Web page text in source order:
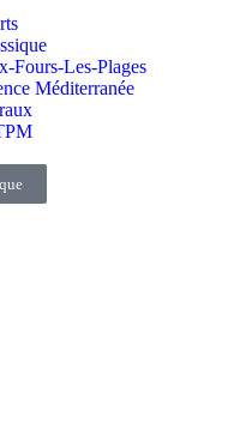
Fours-Les-Plages
Méditerranée